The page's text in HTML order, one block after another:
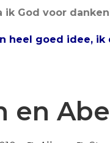
ik God voor
heel goed idee, ik
en